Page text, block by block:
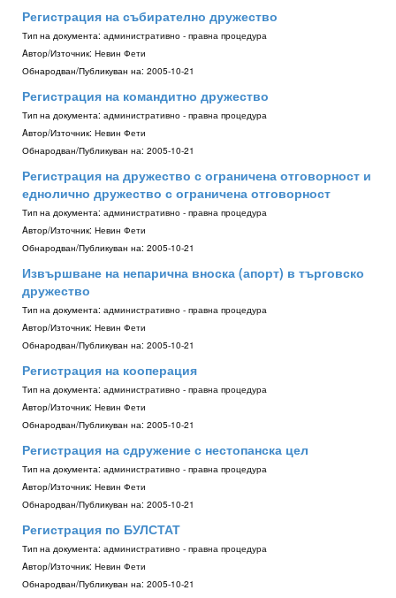
Регистрация на събирателно дружество
Тип на документа: административно - правна процедура
Aвтор/Източник: Невин Фети
Обнародван/Публикуван на: 2005-10-21
Регистрация на командитно дружество
Тип на документа: административно - правна процедура
Aвтор/Източник: Невин Фети
Обнародван/Публикуван на: 2005-10-21
Регистрация на дружество с ограничена отговорност и
еднолично дружество с ограничена отговорност
Тип на документа: административно - правна процедура
Aвтор/Източник: Невин Фети
Обнародван/Публикуван на: 2005-10-21
Извършване на непарична вноска (апорт) в търговско
дружество
Тип на документа: административно - правна процедура
Aвтор/Източник: Невин Фети
Обнародван/Публикуван на: 2005-10-21
Регистрация на кооперация
Тип на документа: административно - правна процедура
Aвтор/Източник: Невин Фети
Обнародван/Публикуван на: 2005-10-21
Регистрация на сдружение с нестопанска цел
Тип на документа: административно - правна процедура
Aвтор/Източник: Невин Фети
Обнародван/Публикуван на: 2005-10-21
Регистрация по БУЛСТАТ
Тип на документа: административно - правна процедура
Aвтор/Източник: Невин Фети
Обнародван/Публикуван на: 2005-10-21